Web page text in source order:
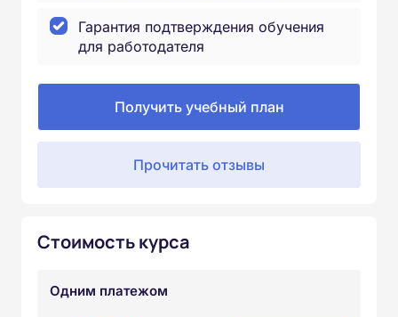
Гарантия подтверждения обучения
для работодателя
Получить учебный план
Прочитать отзывы
Стоимость курса
Одним платежом